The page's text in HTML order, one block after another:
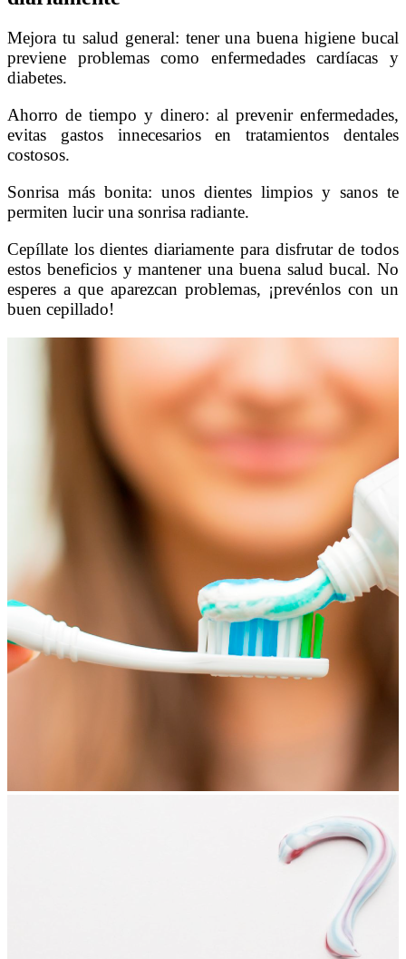
Mejora tu salud general: tener una buena higiene bucal
previene problemas como enfermedades cardíacas y
diabetes.
Ahorro de tiempo y dinero: al prevenir enfermedades,
evitas gastos innecesarios en tratamientos dentales
costosos.
Sonrisa más bonita: unos dientes limpios y sanos te
permiten lucir una sonrisa radiante.
Cepíllate los dientes diariamente para disfrutar de todos
estos beneficios y mantener una buena salud bucal. No
esperes a que aparezcan problemas, ¡prevénlos con un
buen cepillado!